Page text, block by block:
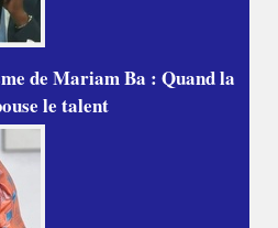
de Mariam Ba : Quand la
le talent